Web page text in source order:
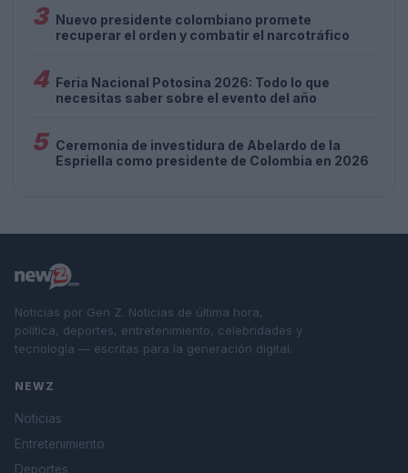
3 Nuevo presidente colombiano promete
recuperar el orden y combatir el narcotráfico
4 Feria Nacional Potosina 2026: Todo lo que
necesitas saber sobre el evento del año
5 Ceremonia de investidura de Abelardo de la
Espriella como presidente de Colombia en 2026
Noticias por Gen Z. Noticias de última hora,
política, deportes, entretenimiento, celebridades y
tecnología — escritas para la generación digital.
NEWZ
Noticias
Entretenimiento
Deportes